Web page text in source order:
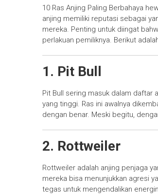
10 Ras Anjing Paling Berbahaya
anjing memiliki reputasi sebagai
mereka. Penting untuk diingat
perlakuan pemiliknya. Berikut
1. Pit Bull
Pit Bull sering masuk dalam daftar
yang tinggi. Ras ini awalnya
dengan benar. Meski begitu,
2. Rottweiler
Rottweiler adalah anjing penjaga
mereka bisa menunjukkan agresi
tegas untuk mengendalikan